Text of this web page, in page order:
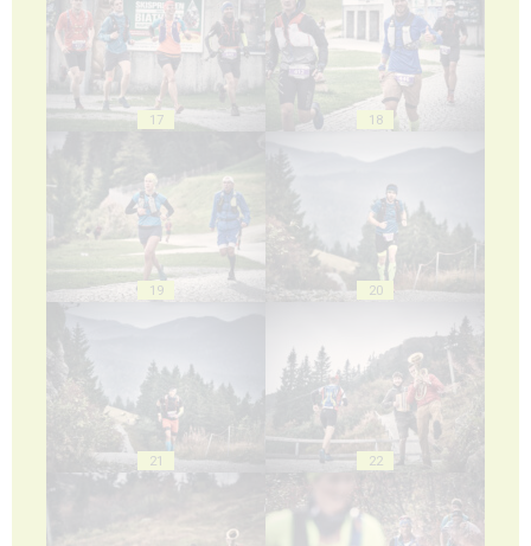
17 18
19 20
21 22